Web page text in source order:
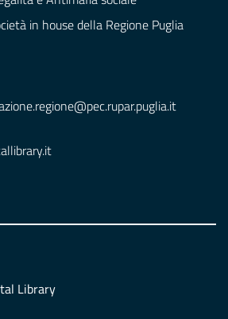
in house della Regione Puglia
Library